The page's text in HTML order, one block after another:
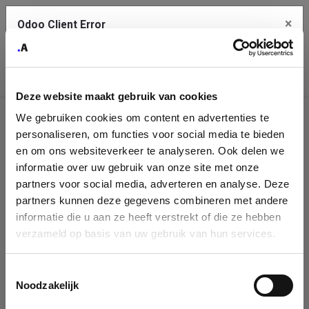
Deze website maakt gebruik van cookies
We gebruiken cookies om content en advertenties te
personaliseren, om functies voor social media te bieden
en om ons websiteverkeer te analyseren. Ook delen we
informatie over uw gebruik van onze site met onze
partners voor social media, adverteren en analyse. Deze
partners kunnen deze gegevens combineren met andere
informatie die u aan ze heeft verstrekt of die ze hebben
verzameld op basis van uw gebruik van hun services.
Noodzakelijk
Company
Identification
Please fill in your company details
You can search a company in our database by name, VAT or
enterprise ID. When a company is selected it will auto-complete the
form. If you don't find your company in our database, you can create
Odoo Client Error ×
service.
See details
Ok